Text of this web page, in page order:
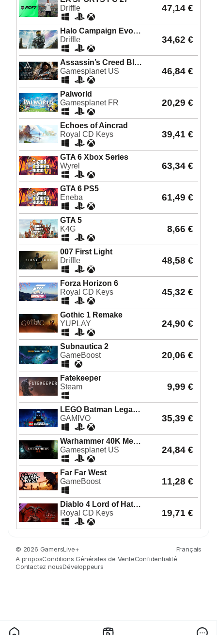
© 2026 GamersLive+
Français
A proposConditions Générales de VenteConfidentialité
Contactez nousDéveloppeurs